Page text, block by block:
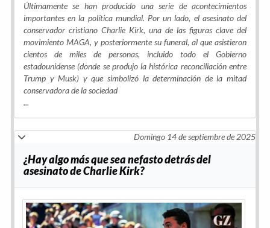
Últimamente se han producido una serie de acontecimientos
importantes en la política mundial. Por un lado, el asesinato del
conservador cristiano Charlie Kirk, una de las figuras clave del
movimiento MAGA, y posteriormente su funeral, al que asistieron
cientos de miles de personas, incluido todo el Gobierno
estadounidense (donde se produjo la histórica reconciliación entre
Trump y Musk) y que simbolizó la determinación de la mitad
conservadora de la sociedad
...
Domingo 14 de septiembre de 2025
¿Hay algo más que sea nefasto detrás del
asesinato de Charlie Kirk?